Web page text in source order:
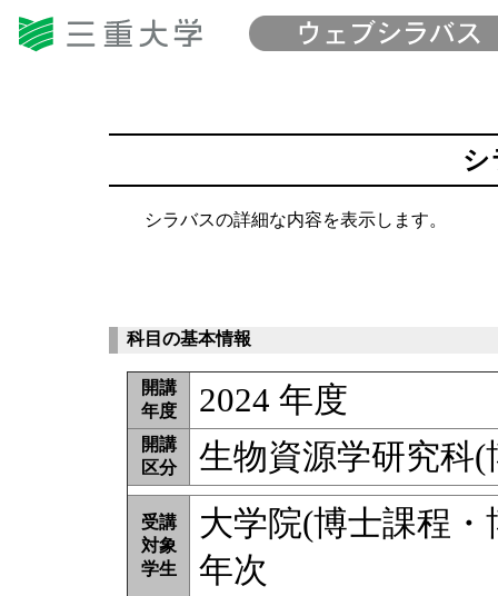
シ
シラバスの詳細な内容を表示します。
科目の基本情報
開講
年度
2024 年度
開講
区分
生物資源学研究科
受講
対象
学生
大学院(博士課程
年次